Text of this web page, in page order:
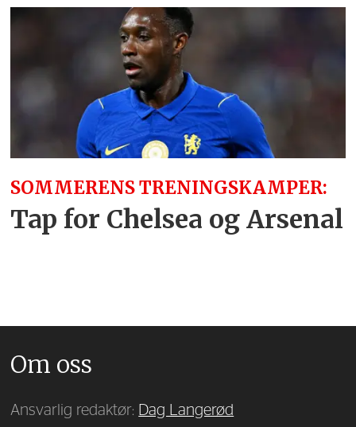
SOMMERENS TRENINGSKAMPER:
Tap for Chelsea og Arsenal
Om oss
Ansvarlig redaktør: Dag Langerød